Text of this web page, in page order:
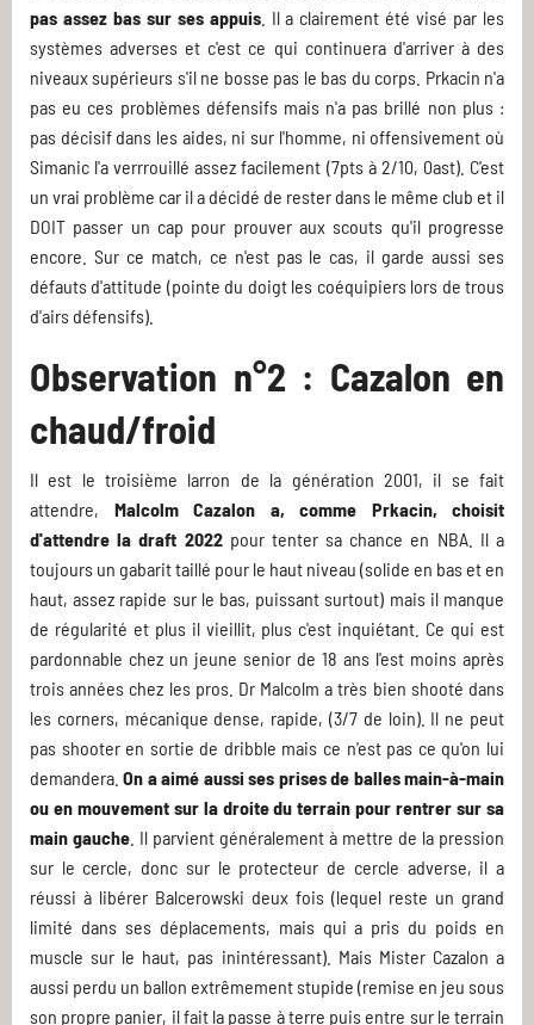
pas assez bas sur ses appuis. Il a clairement été visé par les
systèmes adverses et c'est ce qui continuera d'arriver à des
niveaux supérieurs s'il ne bosse pas le bas du corps. Prkacin n'a
pas eu ces problèmes défensifs mais n'a pas brillé non plus :
pas décisif dans les aides, ni sur l'homme, ni offensivement où
Simanic l'a verrrouillé assez facilement (7pts à 2/10, 0ast). C'est
un vrai problème car il a décidé de rester dans le même club et il
DOIT passer un cap pour prouver aux scouts qu'il progresse
encore. Sur ce match, ce n'est pas le cas, il garde aussi ses
défauts d'attitude (pointe du doigt les coéquipiers lors de trous
d'airs défensifs).
Observation n°2 : Cazalon en
chaud/froid
Il est le troisième larron de la génération 2001, il se fait
attendre, Malcolm Cazalon a, comme Prkacin, choisit
d'attendre la draft 2022pour tenter sa chance en NBA. Il a
toujours un gabarit taillé pour le haut niveau (solide en bas et en
haut, assez rapide sur le bas, puissant surtout) mais il manque
de régularité et plus il vieillit, plus c'est inquiétant. Ce qui est
pardonnable chez un jeune senior de 18 ans l'est moins après
trois années chez les pros. Dr Malcolm a très bien shooté dans
les corners, mécanique dense, rapide, (3/7 de loin). Il ne peut
pas shooter en sortie de dribble mais ce n'est pas ce qu'on lui
demandera.On a aimé aussi ses prises de balles main-à-main
ou en mouvement sur la droite du terrain pour rentrer sur sa
main gauche . Il parvient généralement à mettre de la pression
sur le cercle, donc sur le protecteur de cercle adverse, il a
réussi à libérer Balcerowski deux fois (lequel reste un grand
limité dans ses déplacements, mais qui a pris du poids en
muscle sur le haut, pas inintéressant). Mais Mister Cazalon a
aussi perdu un ballon extrêmement stupide (remise en jeu sous
son propre panier, il fait la passe à terre puis entre sur le terrain